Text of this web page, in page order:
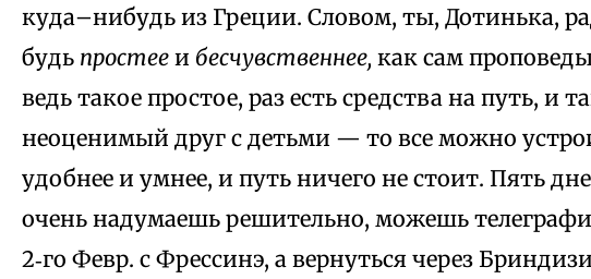
куда–нибудь из Греции. Словом, ты, Дотинька,
будь простее и бесчувственнее, как сам
ведь такое простое, раз есть средства на путь, и
неоценимый друг с детьми — то все можно
удобнее и умнее, и путь ничего не стоит. Пять
очень надумаешь решительно, можешь
2‑го Февр. с Фрессинэ, а вернуться через